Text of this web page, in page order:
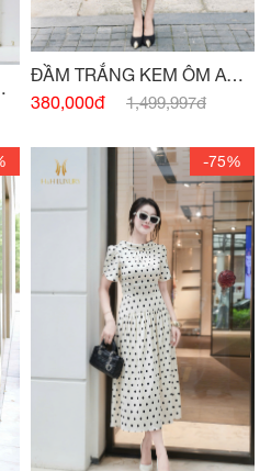
ĐẦM TRẮNG KEM ÔM A
CỔ NƠ
380,000đ 1,499,997đ
-75%